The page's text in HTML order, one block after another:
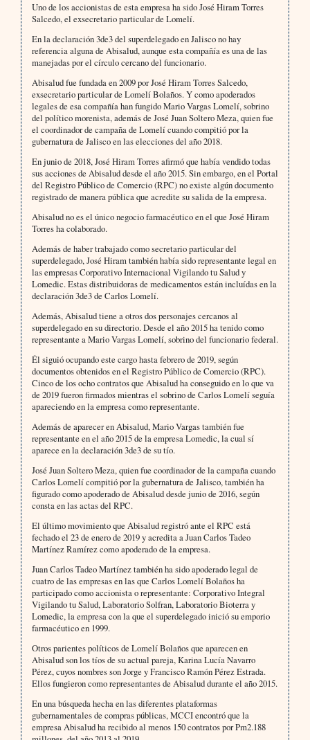
Uno de los accionistas de esta empresa ha sido José Hiram Torres
Salcedo, el exsecretario particular de Lomelí.
En la declaración 3de3 del superdelegado en Jalisco no hay
referencia alguna de Abisalud, aunque esta compañía es una de las
manejadas por el círculo cercano del funcionario.
Abisalud fue fundada en 2009 por José Hiram Torres Salcedo,
exsecretario particular de Lomelí Bolaños. Y como apoderados
legales de esa compañía han fungido Mario Vargas Lomelí, sobrino
del político morenista, además de José Juan Soltero Meza, quien fue
el coordinador de campaña de Lomelí cuando compitió por la
gubernatura de Jalisco en las elecciones del año 2018.
En junio de 2018, José Hiram Torres afirmó que había vendido todas
sus acciones de Abisalud desde el año 2015. Sin embargo, en el Portal
del Registro Público de Comercio (RPC) no existe algún documento
registrado de manera pública que acredite su salida de la empresa.
Abisalud no es el único negocio farmacéutico en el que José Hiram
Torres ha colaborado.
Además de haber trabajado como secretario particular del
superdelegado, José Hiram también había sido representante legal en
las empresas Corporativo Internacional Vigilando tu Salud y
Lomedic. Estas distribuidoras de medicamentos están incluídas en la
declaración 3de3 de Carlos Lomelí.
Además, Abisalud tiene a otros dos personajes cercanos al
superdelegado en su directorio. Desde el año 2015 ha tenido como
representante a Mario Vargas Lomelí, sobrino del funcionario federal.
Él siguió ocupando este cargo hasta febrero de 2019, según
documentos obtenidos en el Registro Público de Comercio (RPC).
Cinco de los ocho contratos que Abisalud ha conseguido en lo que va
de 2019 fueron firmados mientras el sobrino de Carlos Lomelí seguía
apareciendo en la empresa como representante.
Además de aparecer en Abisalud, Mario Vargas también fue
representante en el año 2015 de la empresa Lomedic, la cual sí
aparece en la declaración 3de3 de su tío.
José Juan Soltero Meza, quien fue coordinador de la campaña cuando
Carlos Lomelí compitió por la gubernatura de Jalisco, también ha
figurado como apoderado de Abisalud desde junio de 2016, según
consta en las actas del RPC.
El último movimiento que Abisalud registró ante el RPC está
fechado el 23 de enero de 2019 y acredita a Juan Carlos Tadeo
Martínez Ramírez como apoderado de la empresa.
Juan Carlos Tadeo Martínez también ha sido apoderado legal de
cuatro de las empresas en las que Carlos Lomelí Bolaños ha
participado como accionista o representante: Corporativo Integral
Vigilando tu Salud, Laboratorio Solfran, Laboratorio Bioterra y
Lomedic, la empresa con la que el superdelegado inició su emporio
farmacéutico en 1999.
Otros parientes políticos de Lomelí Bolaños que aparecen en
Abisalud son los tíos de su actual pareja, Karina Lucía Navarro
Pérez, cuyos nombres son Jorge y Francisco Ramón Pérez Estrada.
Ellos fungieron como representantes de Abisalud durante el año 2015.
En una búsqueda hecha en las diferentes plataformas
gubernamentales de compras públicas, MCCI encontró que la
empresa Abisalud ha recibido al menos 150 contratos por Pm2.188